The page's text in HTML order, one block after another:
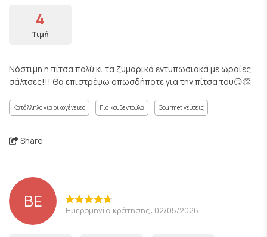
4
Τιμή
Νόστιμη η πίτσα πολύ κι τα ζυμαρικά εντυπωσιακά με ωραίες
σάλτσες!!! Θα επιστρέψω οπωσδήποτε για την πίτσα του😏👏
Κατάλληλο για οικογένειες Για κουβεντούλα Gourmet γεύσεις
Share
BE Ημερομηνία κράτησης: 02/05/2026